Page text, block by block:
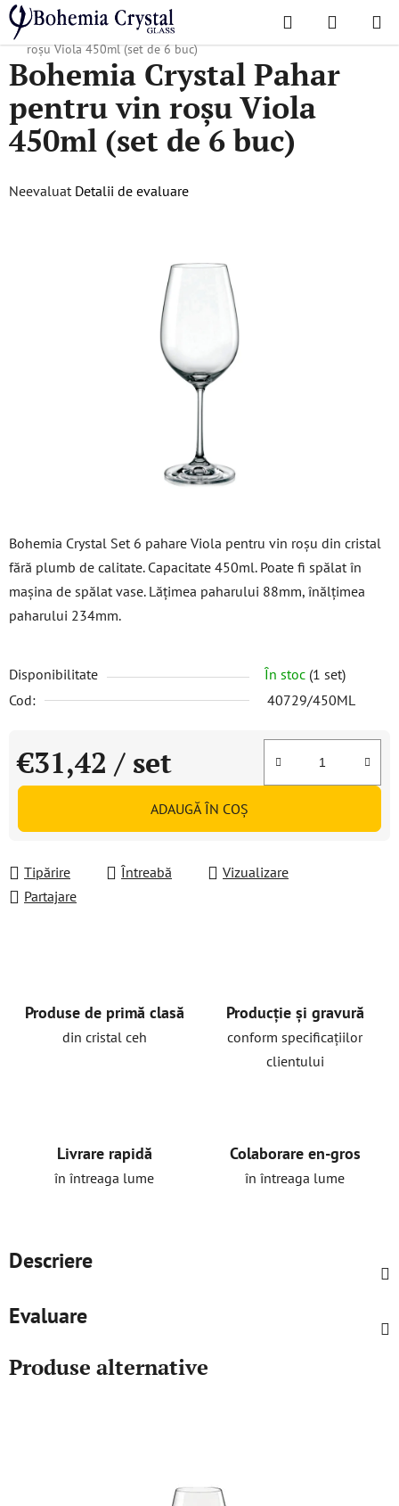
Treci
conținut
Căutare
DE
Acasă
/ Colecții populare / Viola
Bohemia Crystal Pahar pentru vin
roșu Viola 450ml (set de 6 buc)
Bohemia Crystal Set 6 pahare Viola pentru vin roșu din cristal
fără plumb de calitate. Capacitate 450ml. Poate fi spălat în
mașina de spălat vase. Lățimea paharului 88mm, înălțimea
paharului 234mm.
Disponibilitate În stoc (1 set)
Cod:
40729/450ML
€31,42 / set
Evaluare preţ:
ADAUGĂ ÎN COŞ
Tipărire Întreabă
Vizualizare
Partajare
Bohemia Crystal Pahar
pentru vin roșu Viola
450ml (set de 6 buc)
Evaluarea
Neevaluat Detalii de evaluare
Produse de primă clasă
din cristal ceh
Producție și gravură
conform specificațiilor
clientului
Livrare rapidă
în întreaga lume
Colaborare en-gros
în întreaga lume
Descriere
Evaluare
Produse alternative